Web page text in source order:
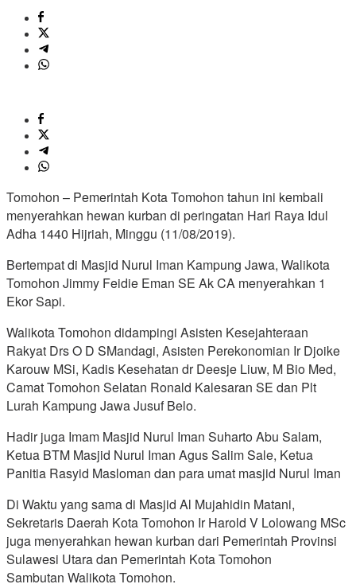
Tomohon – Pemerintah Kota Tomohon tahun ini kembali
menyerahkan hewan kurban di peringatan Hari Raya Idul
Adha 1440 Hijriah, Minggu (11/08/2019).
Bertempat di Masjid Nurul Iman Kampung Jawa, Walikota
Tomohon Jimmy Feidie Eman SE Ak CA menyerahkan 1
Ekor Sapi.
Walikota Tomohon didampingi Asisten Kesejahteraan
Rakyat Drs O D SMandagi, Asisten Perekonomian Ir Djoike
Karouw MSi, Kadis Kesehatan dr Deesje Liuw, M Bio Med,
Camat Tomohon Selatan Ronald Kalesaran SE dan Plt
Lurah Kampung Jawa Jusuf Belo.
Hadir juga Imam Masjid Nurul Iman Suharto Abu Salam,
Ketua BTM Masjid Nurul Iman Agus Salim Sale, Ketua
Panitia Rasyid Masloman dan para umat masjid Nurul Iman
Di Waktu yang sama di Masjid Al Mujahidin Matani,
Sekretaris Daerah Kota Tomohon Ir Harold V Lolowang MSc
juga menyerahkan hewan kurban dari Pemerintah Provinsi
Sulawesi Utara dan Pemerintah Kota Tomohon
Sambutan Walikota Tomohon.